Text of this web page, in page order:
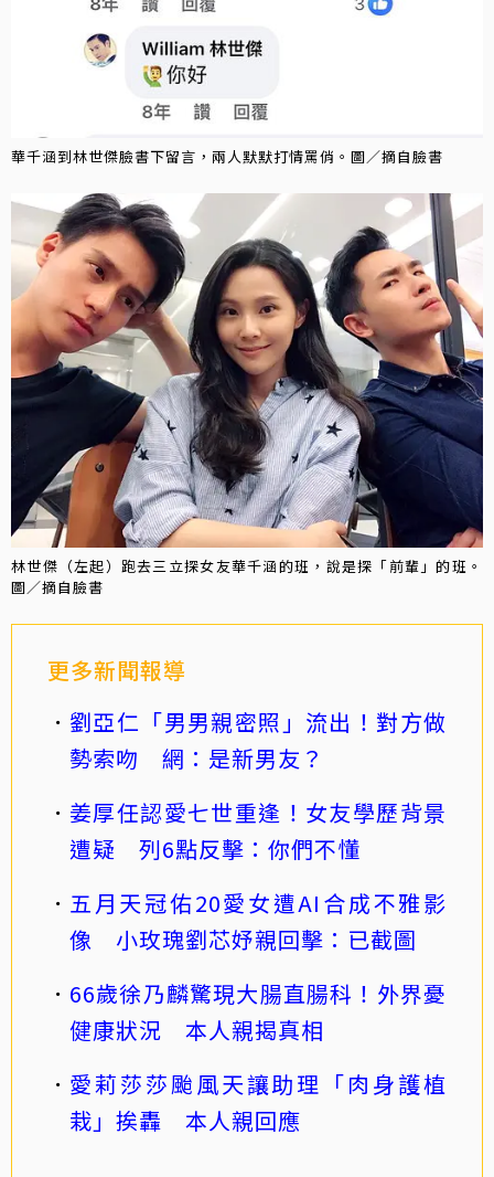
華千涵到林世傑臉書下留言，兩人默默打情罵俏。圖／摘自臉書
林世傑（左起）跑去三立探女友華千涵的班，說是探「前輩」的班。
圖／摘自臉書
更多新聞報導
劉亞仁「男男親密照」流出！對方做
勢索吻 網：是新男友？
姜厚任認愛七世重逢！女友學歷背景
遭疑 列6點反擊：你們不懂
五月天冠佑20愛女遭AI合成不雅影
像 小玫瑰劉芯妤親回擊：已截圖
66歲徐乃麟驚現大腸直腸科！外界憂
健康狀況 本人親揭真相
愛莉莎莎颱風天讓助理「肉身護植
栽」挨轟 本人親回應